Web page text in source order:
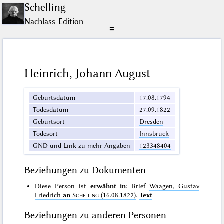
Schelling
Nachlass-Edition
☰
Heinrich, Johann August
Geburtsdatum
17.08.1794
Todesdatum
27.09.1822
Geburtsort
Dresden
Todesort
Innsbruck
GND und Link zu mehr Angaben
123348404
Beziehungen zu Dokumenten
Diese Person ist erwähnt in: Brief Waagen, Gustav
Friedrichan Schelling (16.08.1822).Text
Beziehungen zu anderen Personen